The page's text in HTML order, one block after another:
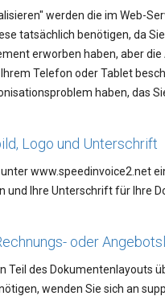
werden die im Web-
tatsächlich benötigen, da
erworben haben, aber
Telefon oder Tablet
haben, das
Logo und Unterschrift
www.speedinvoice2.net
und Ihre Unterschrift für Ihre
oder
Teil des Dokumentenlayouts
wenden Sie sich an